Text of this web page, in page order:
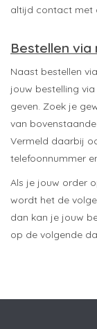
altijd contact met
Bestellen
Naast bestellen
jouw bestelling via
geven. Zoek je
van
Vermeld daarbij
telefoonnummer
Als je jouw order
wordt het de
dan kan je jouw
op de volgende